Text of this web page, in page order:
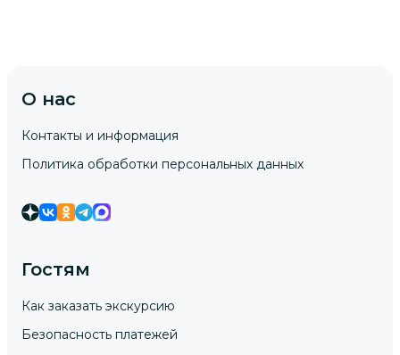
О нас
Контакты и информация
Политика обработки персональных данных
Гостям
Как заказать экскурсию
Безопасность платежей